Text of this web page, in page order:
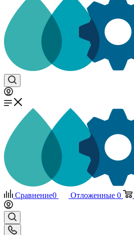
Сравнение0 Отложенные 0